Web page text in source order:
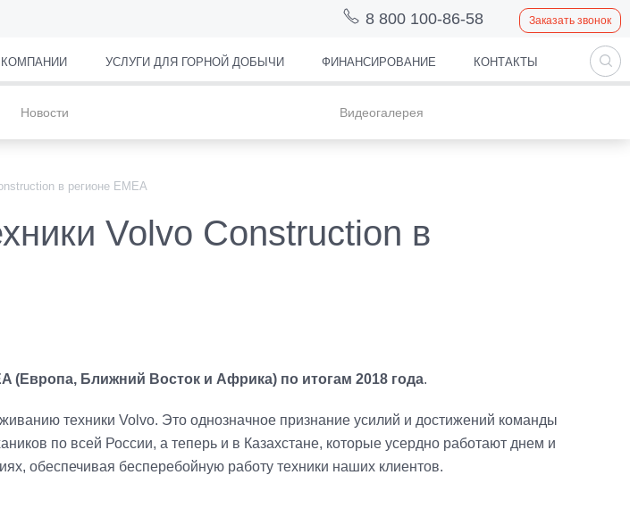
8 800 100-86-58 Заказать звонок
УСЛУГИ ДЛЯ ГОРНОЙ ДОБЫЧИ ФИНАНСИРОВАНИЕ КОНТАКТЫ
Новости Видеогалерея
в регионе EMEA
Volvo Construction в
(Европа, Ближний Восток и Африка) по итогам 2018 года.
техники Volvo. Это однозначное признание усилий и достижений команды
по всей России, а теперь и в Казахстане, которые усердно работают днем и
обеспечивая бесперебойную работу техники наших клиентов.